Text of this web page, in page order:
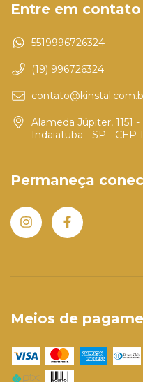
Entre em contato
5519996726324
(19) 996726324
Alameda Júpiter, 1151
Indaiatuba - SP - CEP
Permaneça
Meios de